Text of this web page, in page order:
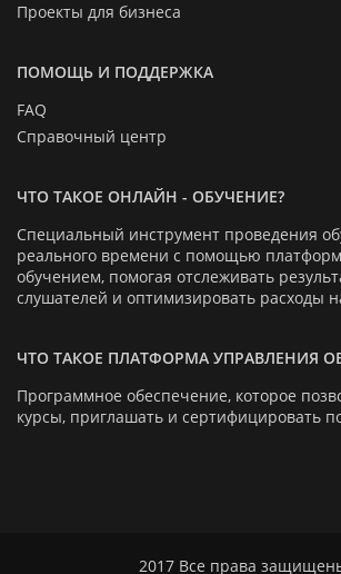
Проекты для бизнеса
ПОМОЩЬ И ПОДДЕРЖКА
FAQ
Справочный центр
ЧТО ТАКОЕ ОНЛАЙН - ОБУЧЕНИЕ?
Специальный инструмент проведения
реального времени с помощью
обучением, помогая отслеживать
слушателей и оптимизировать расходы
ЧТО ТАКОЕ ПЛАТФОРМА УПРАВЛЕНИЯ
Программное обеспечение, которое
курсы, приглашать и сертифицировать
2017 Все права